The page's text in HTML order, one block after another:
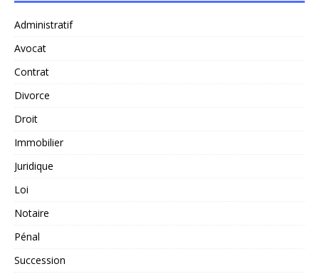
Administratif
Avocat
Contrat
Divorce
Droit
Immobilier
Juridique
Loi
Notaire
Pénal
Succession